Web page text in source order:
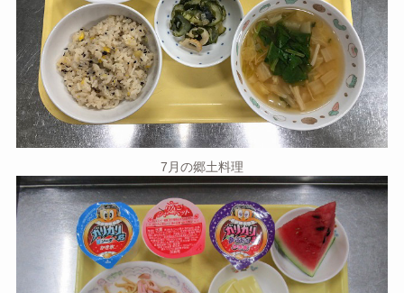
7月の郷土料理